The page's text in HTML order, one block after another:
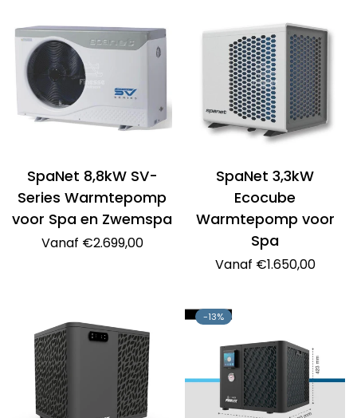
SpaNet 8,8kW SV-
Series Warmtepomp
voor Spa en Zwemspa
Normale
Vanaf €2.699,00
SpaNet 3,3kW
Ecocube
Warmtepomp voor
Spa
Normale
Vanaf €1.650,00
-13%